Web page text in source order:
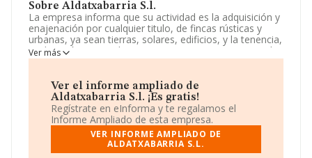
Sobre Aldatxabarria S.l.
La empresa informa que su actividad es la adquisición y
enajenación por cualquier titulo, de fincas rústicas y
urbanas, ya sean tierras, solares, edificios, y la tenencia,
explotación y arrendamiento, ya sea activo o pasivo de
tales bienes y su venta total o. La sociedad está
actividad CNAE como '%cnae%', código 6812. La
empresa no tiene actividad en mercados exteriores.
La compañía Aldatxabarria S.L, CIF B20961363, está
situada en Calle Campanario núm. 11 Plt 4, (20003), en
el municipio de Donostia-san Sebastian, en Guipúzcoa,
País Vasco.
Ver más
Ver el informe ampliado de
Aldatxabarria S.l. ¡Es gratis!
Regístrate en eInforma y te regalamos el
Informe Ampliado de esta empresa.
VER INFORME AMPLIADO DE
ALDATXABARRIA S.L.